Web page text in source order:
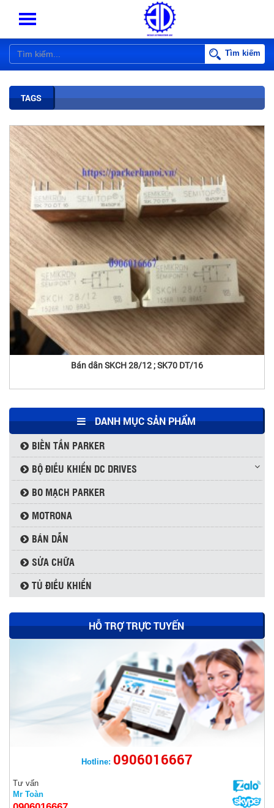
Tìm kiếm
TAGS
Bán dẫn SKCH 28/12 ; SK70 DT/16
DANH MỤC SẢN PHẨM
BIẾN TẦN PARKER
BỘ ĐIỀU KHIỂN DC DRIVES
BO MẠCH PARKER
MOTRONA
BÁN DẪN
SỬA CHỮA
TỦ ĐIỀU KHIỂN
HỖ TRỢ TRỰC TUYẾN
Hotline: 0906016667
Tư vấn
Mr Toàn
BIẾN TẦN PARKER AC10
Thyristor Powerex USA LD431650